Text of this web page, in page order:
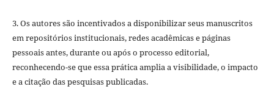
3. Os autores são incentivados a disponibilizar seus manuscritos
em repositórios institucionais, redes acadêmicas e páginas
pessoais antes, durante ou após o processo editorial,
reconhecendo-se que essa prática amplia a visibilidade, o impacto
e a citação das pesquisas publicadas.